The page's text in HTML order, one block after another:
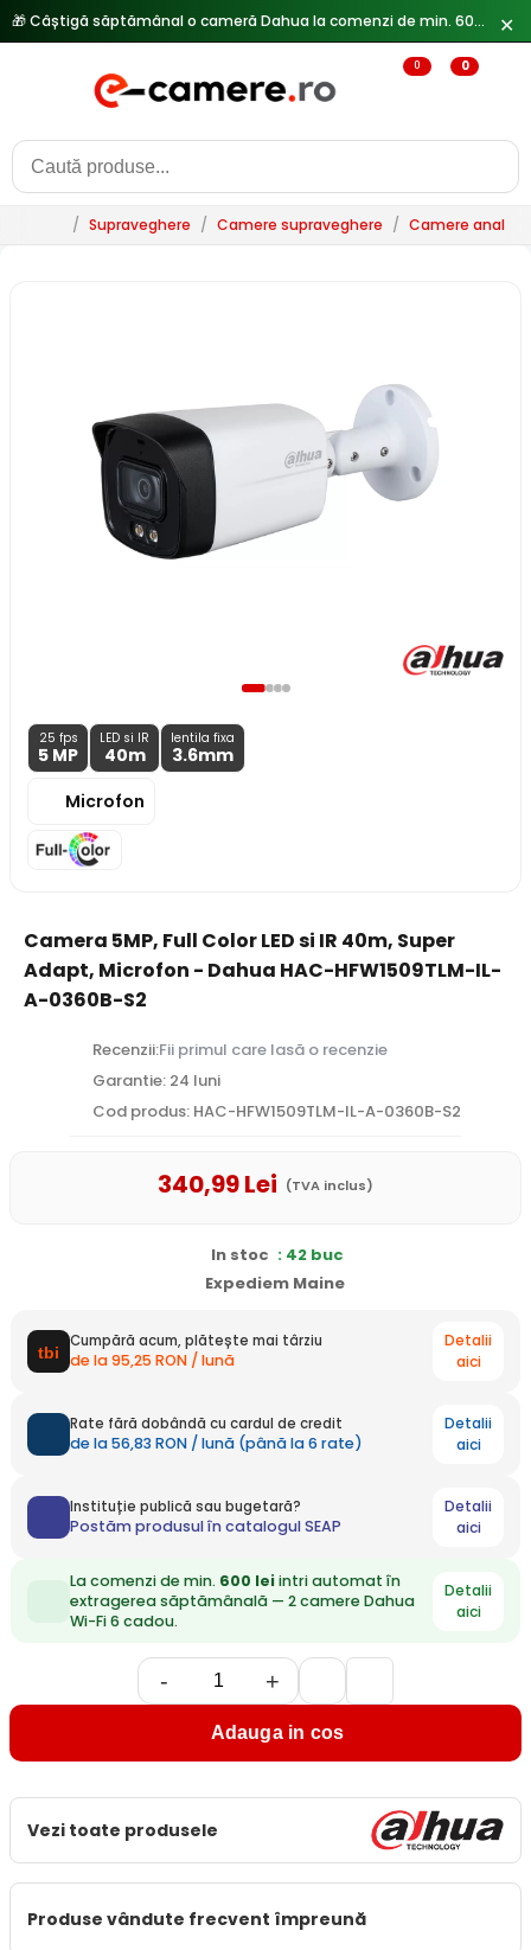
✕
0 0
/ Supraveghere / Camere supraveghere / Camere
25 fps
5 MP
LED si IR
40m
lentila fixa
3.6mm
Microfon
Camera 5MP, Full Color LED si IR 40m, Super
Adapt, Microfon - Dahua HAC-HFW1509TLM-IL-
A-0360B-S2
Recenzii:Fii primul care lasă o recenzie
Garantie: 24 luni
Cod produs: HAC-HFW1509TLM-IL-A-0360B-S2
340,99Lei (TVA inclus)
In stoc : 42 buc
Expediem Maine
Cumpără acum, plătește mai târziu
de la 95,25 RON / lună
Detalii
aici
Rate fără dobândă cu cardul de credit
de la 56,83 RON / lună (până la 6 rate)
Detalii
aici
Instituție publică sau bugetară?
Postăm produsul în catalogul SEAP
Detalii
aici
La comenzi de min. 600 leiintri automat în
extragerea săptămânală — 2 camere Dahua
Wi-Fi 6 cadou.
Detalii
aici
- +
Adauga in cos
Vezi toate produsele
Produse vândute frecvent împreună